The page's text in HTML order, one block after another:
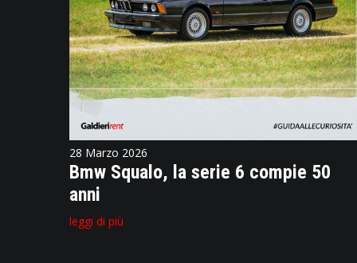
28 Marzo 2026
Bmw Squalo, la serie 6 compie 50
anni
leggi di più